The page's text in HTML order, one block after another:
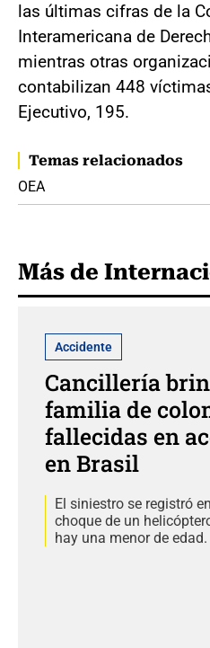
las últimas cifras de la
Interamericana de
mientras otras
contabilizan 448
Ejecutivo, 195.
Temas relacionados
OEA
Más de
Accidente
Cancillería
familia de
fallecidas en
en Brasil
El siniestro se registró
choque de un
hay una menor de edad.